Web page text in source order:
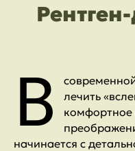
В
лечить
комфортное
начинается с